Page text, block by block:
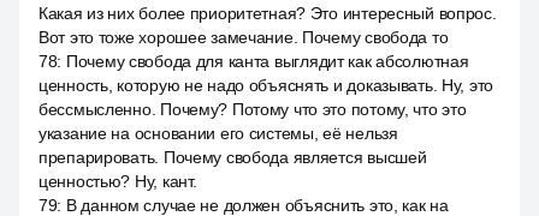
Какая из них более приоритетная? Это интересный вопрос.
Вот это тоже хорошее замечание. Почему свобода то
78: Почему свобода для канта выглядит как абсолютная
ценность, которую не надо объяснять и доказывать. Ну, это
бессмысленно. Почему? Потому что это потому, что это
указание на основании его системы, её нельзя
препарировать. Почему свобода является высшей
ценностью? Ну, кант.
79: В данном случае не должен объяснить это, как на